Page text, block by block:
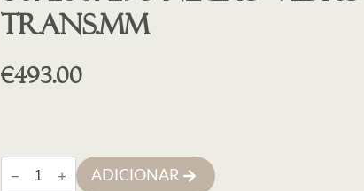
trans.mm
€493.00
Quantidade
de
ADICIONAR